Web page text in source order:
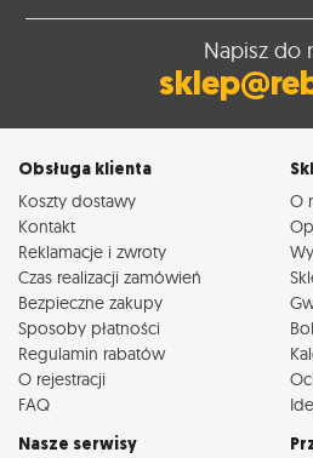
Napisz do
Obsługa klienta
Koszty dostawy
Kontakt
Reklamacje i zwroty
Czas realizacji zamówień
Bezpieczne zakupy
Sposoby płatności
Regulamin rabatów
O rejestracji
FAQ
O
Nasze serwisy